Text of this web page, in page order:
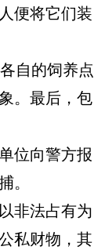
便将它们装
自的饲养点
。最后，包
位向警方报
。
非法占有为
私财物，其